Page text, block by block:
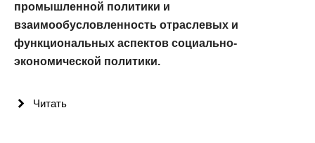
промышленной политики и
взаимообусловленность отраслевых и
функциональных аспектов социально-
экономической политики.
Читать